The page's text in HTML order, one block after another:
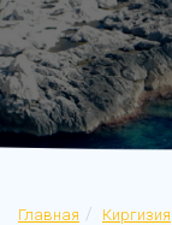
Главная Киргизия